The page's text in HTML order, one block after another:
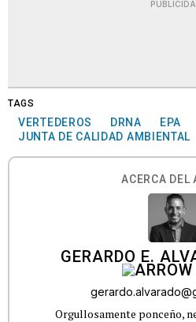
TAGS
VERTEDEROS DRNA
EPA
JUNTA DE CALIDAD AMBIENTAL
ACERCA DEL
GERARDO E.
Orgullosamente ponceño,